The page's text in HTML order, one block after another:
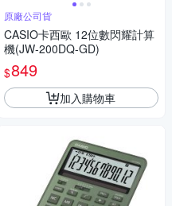
原廠公司貨
CASIO卡西歐 12位數閃耀計算
機(JW-200DQ-GD)
$849
加入購物車